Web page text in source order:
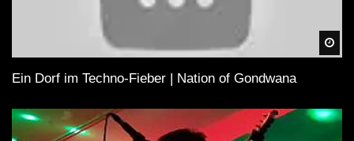
Ein Dorf im Techno-Fieber | Nation of Gondwana